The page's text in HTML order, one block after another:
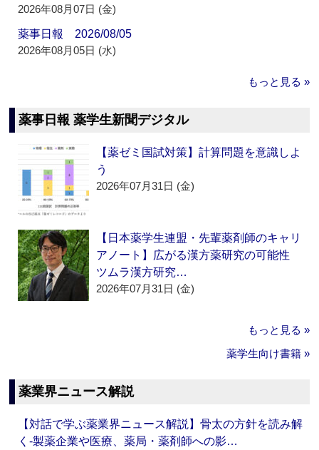
2026年08月07日 (金)
薬事日報 2026/08/05
2026年08月05日 (水)
もっと見る »
薬事日報 薬学生新聞デジタル
【薬ゼミ国試対策】計算問題を意識しよ
う
2026年07月31日 (金)
【日本薬学生連盟・先輩薬剤師のキャリ
アノート】広がる漢方薬研究の可能性
ツムラ漢方研究…
2026年07月31日 (金)
もっと見る »
薬学生向け書籍 »
薬業界ニュース解説
【対話で学ぶ薬業界ニュース解説】骨太の方針を読み解
く‐製薬企業や医療、薬局・薬剤師への影…